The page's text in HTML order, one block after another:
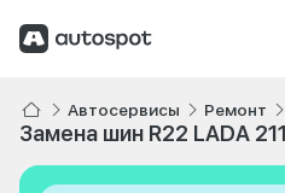
Автосервисы Ремонт
Замена шин R22 LADA